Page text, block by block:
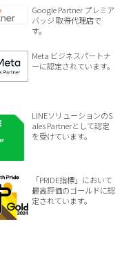
Google Partner プレミア
バッジ 取得代理店で
す。
Meta ビジネスパートナ
ーに認定されています。
LINEソリューションのS
ales Partnerとして認定
を受けています。
「PRIDE指標」において
最高評価のゴールドに認
定されています。